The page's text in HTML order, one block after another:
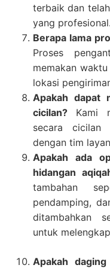
terbaik dan
yang profesional.
Berapa lama
Proses
memakan
lokasi
Apakah dapat
cicilan? Kami
secara cicilan
dengan tim
Apakah ada
hidangan
tambahan
pendamping,
ditambahkan
untuk
Apakah